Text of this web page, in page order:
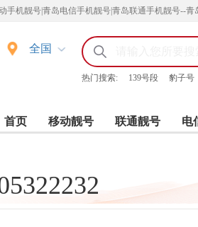
手机靓号|青岛电信手机靓号|青岛联通手机靓号--
全国
热门搜索: 139号段 豹子号
首页 移动靓号 联通靓号 电